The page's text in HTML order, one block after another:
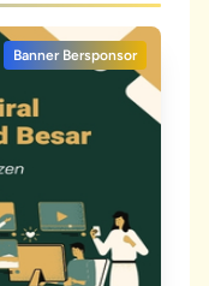
Banner Bersponsor